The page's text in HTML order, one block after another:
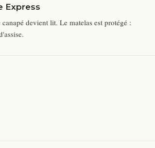
Express
devient lit. Le matelas est protégé :